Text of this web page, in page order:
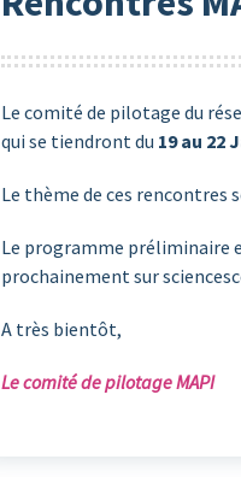
Le comité de pilotage du
qui se tiendront du 19 au 22
Le thème de ces rencontres
Le programme préliminaire
prochainement sur
A très bientôt,
Le comité de pilotage MAPI